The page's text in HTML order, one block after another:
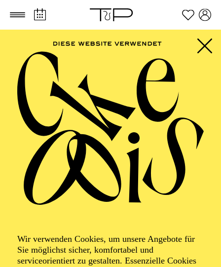
Zum Hauptinhalt springen Zum Footer springen
Wir verwenden Cookies, um unsere Angebote für
Sie möglichst sicher, komfortabel und
serviceorientiert zu gestalten. Essenzielle Cookies
AALTO MUSIKTHEATER
Otello
Dramma lirico in vier Akten von Giuseppe Verdi
Libretto von Arrigo Boito nach William Shakespeare